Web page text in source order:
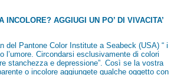
INCOLORE? AGGIUGI UN PO’ DI VIVACITA’
del Pantone Color Institute a Seabeck (USA) “ i
l’umore. Circondarsi esclusivamente di colori
stanchezza e depressione”. Così se la vostra
o incolore aggiungete qualche oggetto con